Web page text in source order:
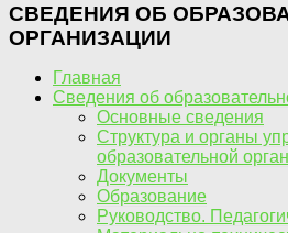
СВЕДЕНИЯ ОБ
ОРГАНИЗАЦИИ
Главная
Сведения об
Основные сведения
Структура и органы
образовательной
Документы
Образование
Руководство.